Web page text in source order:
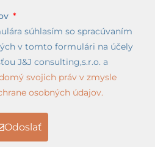
súhlasím so spracúvaním
v tomto formulári na účely
J&J consulting,s.r.o. a
svojich práv v zmysle
osobných údajov.
Odoslať